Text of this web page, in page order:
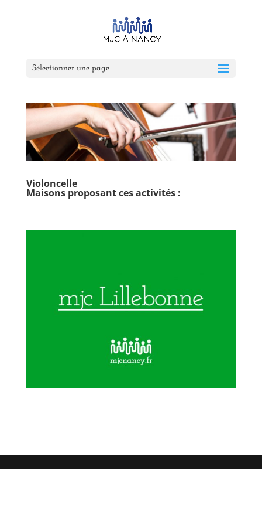
Sélectionner une page
Violoncelle
Maisons proposant ces activités :